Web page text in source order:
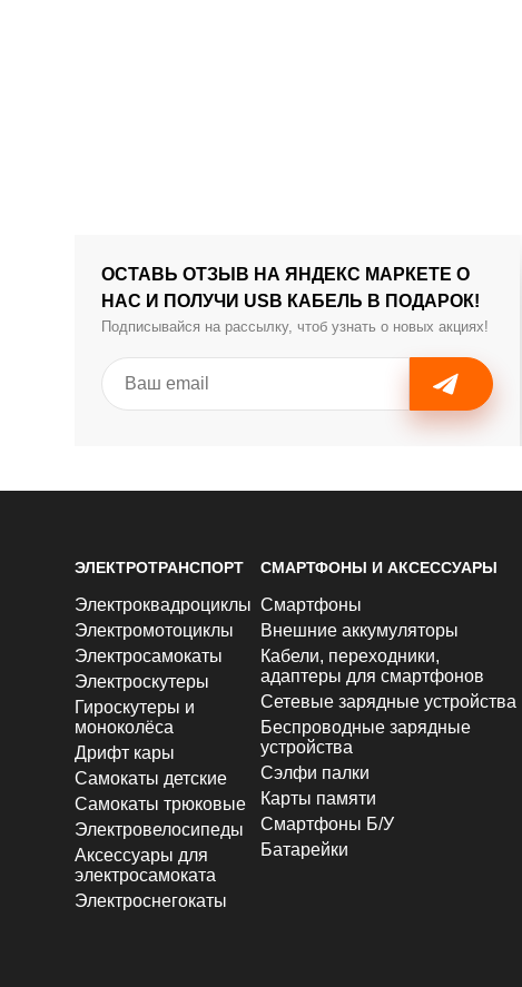
ОСТАВЬ ОТЗЫВ НА ЯНДЕКС МАРКЕТЕ О
НАС И ПОЛУЧИ USB КАБЕЛЬ В ПОДАРОК!
Подписывайся на рассылку, чтоб узнать о новых акциях!
ЭЛЕКТРОТРАНСПОРТ
Электроквадроциклы
Электромотоциклы
Электросамокаты
Электроскутеры
Гироскутеры и
моноколёса
Дрифт кары
Самокаты детские
Самокаты трюковые
Электровелосипеды
Аксессуары для
электросамоката
Электроснегокаты
СМАРТФОНЫ И АКСЕССУАРЫ
Смартфоны
Внешние аккумуляторы
Кабели, переходники,
адаптеры для смартфонов
Сетевые зарядные устройства
Беспроводные зарядные
устройства
Сэлфи палки
Карты памяти
Смартфоны Б/У
Батарейки